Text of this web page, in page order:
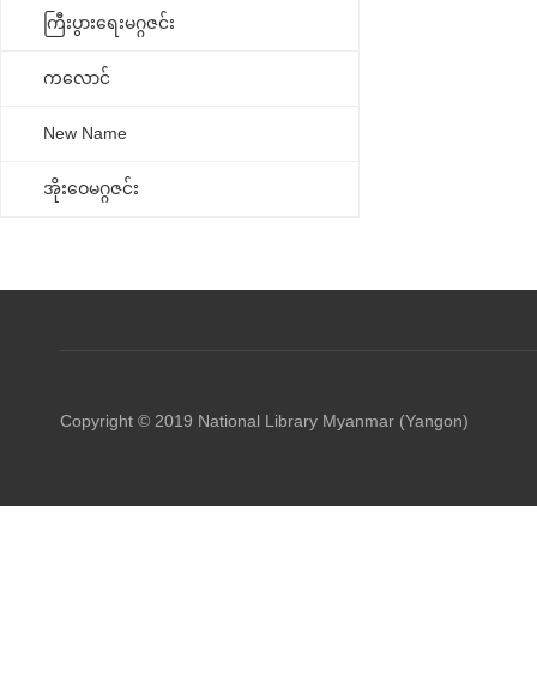
ကြီးပွားရေးမဂ္ဂဇင်း
ကလောင်
New Name
အိုးဝေမဂ္ဂဇင်း
Copyright © 2019 National Library Myanmar (Yangon)